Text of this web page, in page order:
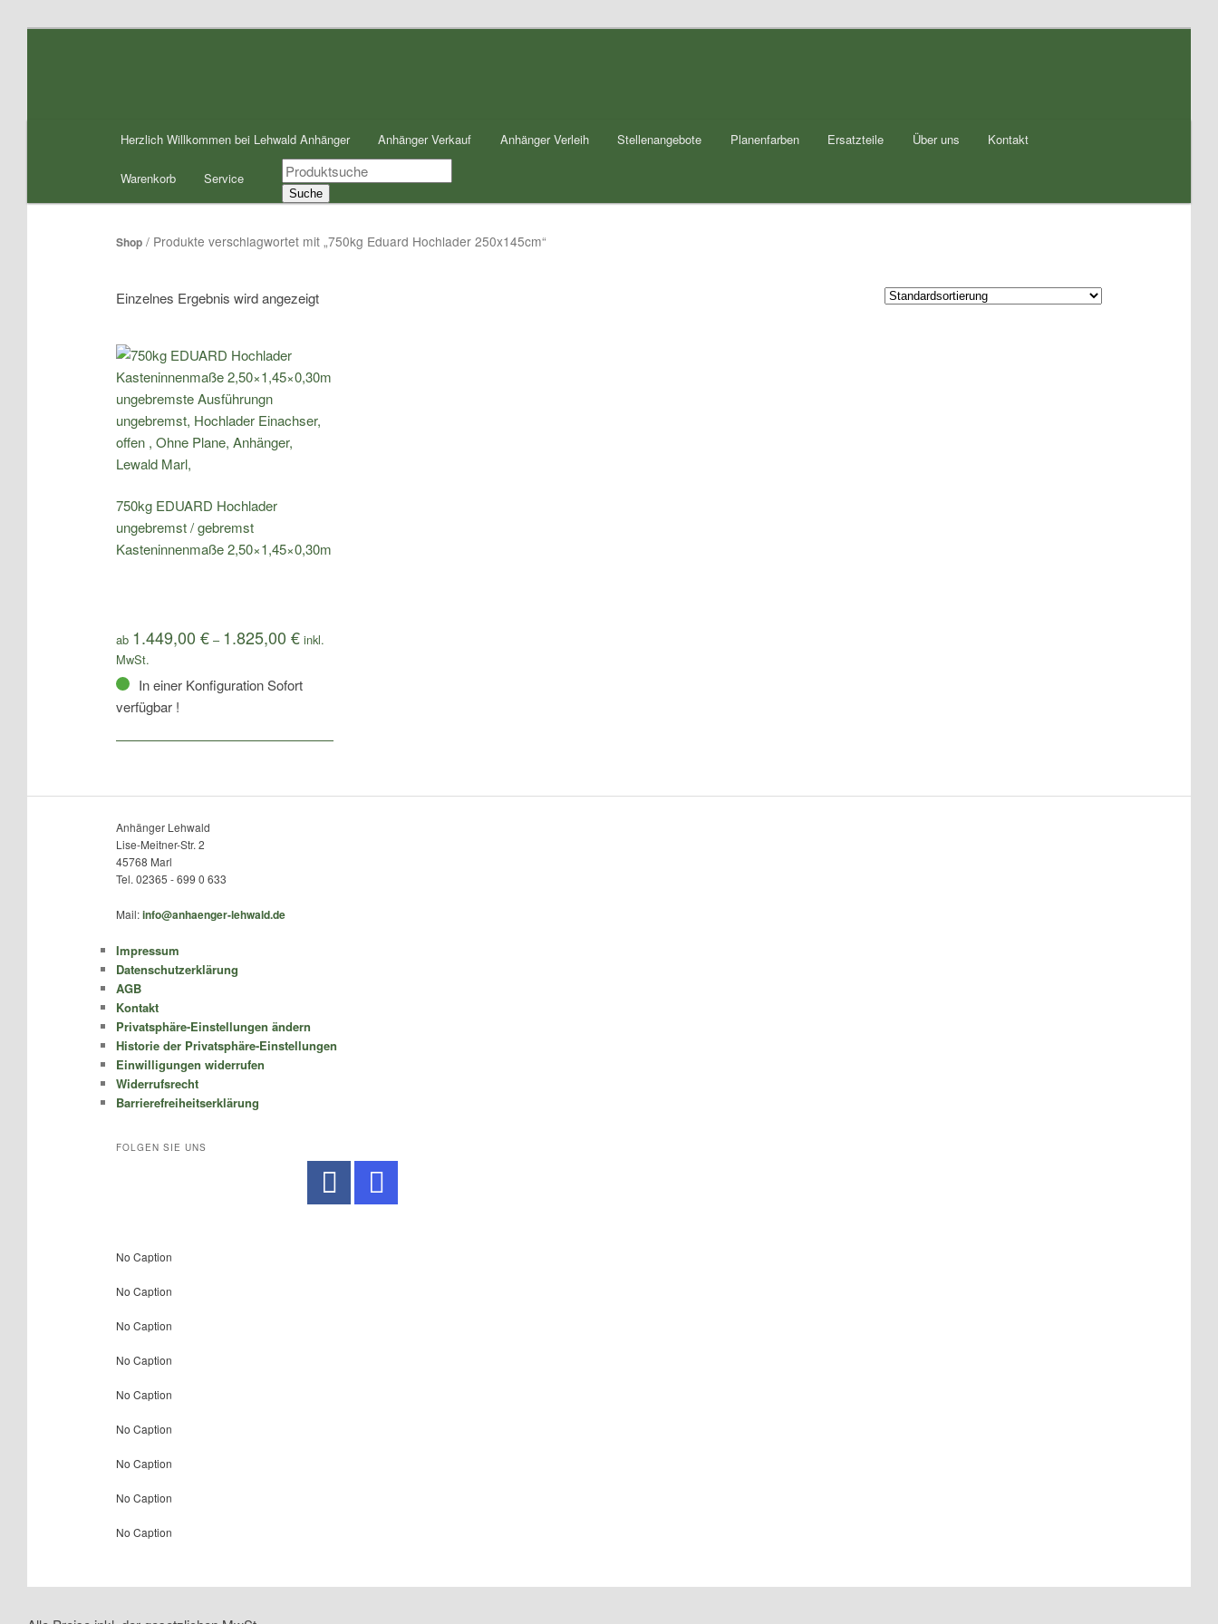
Herzlich Willkommen bei Lehwald Anhänger Anhänger Verkauf Anhänger Verleih Stellenangebote Planenfarben Ersatzteile Über uns Kontakt
Warenkorb Service
Products
search
Suche
Shop/ Produkte verschlagwortet mit „750kg Eduard Hochlader 250x145cm“
Einzelnes Ergebnis wird angezeigt
750kg EDUARD Hochlader
ungebremst / gebremst
Kasteninnenmaße 2,50×1,45×0,30m
ab 1.449,00 €– 1.825,00 €
In einer Konfiguration Sofort
verfügbar !
Anhänger Lehwald
Lise-Meitner-Str. 2
45768 Marl
Tel. 02365 - 699 0 633
Mail:info@anhaenger-lehwald.de
Impressum
Datenschutzerklärung
AGB
Kontakt
Privatsphäre-Einstellungen ändern
Historie der Privatsphäre-Einstellungen
Einwilligungen widerrufen
Widerrufsrecht
Barrierefreiheitserklärung
FOLGEN SIE UNS
No Caption
No Caption
No Caption
No Caption
No Caption
No Caption
No Caption
No Caption
No Caption